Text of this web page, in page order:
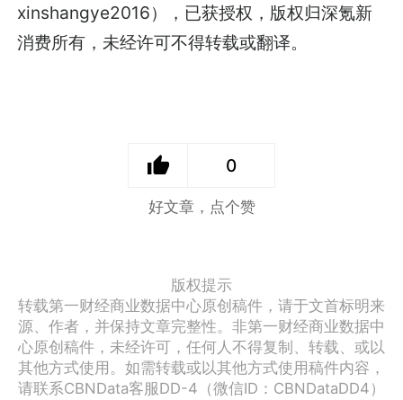
xinshangye2016），已获授权，版权归深氪新
消费所有，未经许可不得转载或翻译。
0
好文章，点个赞
版权提示
转载第一财经商业数据中心原创稿件，请于文首标明来
源、作者，并保持文章完整性。非第一财经商业数据中
心原创稿件，未经许可，任何人不得复制、转载、或以
其他方式使用。如需转载或以其他方式使用稿件内容，
请联系CBNData客服DD-4（微信ID：CBNDataDD4）